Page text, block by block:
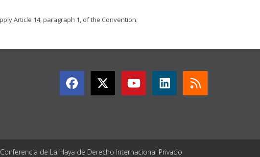
Article 14, paragraph 1, of the Convention.
de La Haya de Derecho Internacional Privado